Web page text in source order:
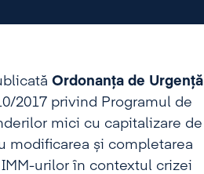
Ordonanța de Urgență
2017 privind Programul de
mici cu capitalizare de
modificarea și completarea
urilor în contextul crizei